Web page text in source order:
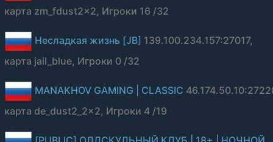
карта zm_fdust2x2, Игроки 16 /32
Несладкая жизнь [JB] 139.100.234.157:27017,
карта jail_blue, Игроки 0 /32
MANAKHOV GAMING | CLASSIC
карта de_dust2_2x2, Игроки 4 /19